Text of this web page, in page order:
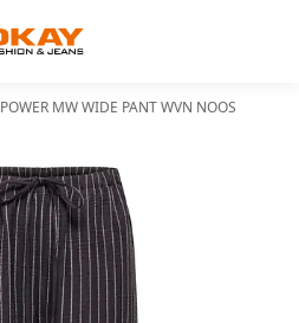
MW WIDE PANT WVN NOOS